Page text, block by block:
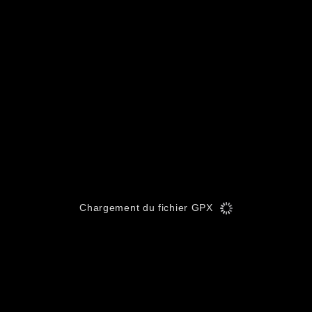
Chargement du fichier GPX